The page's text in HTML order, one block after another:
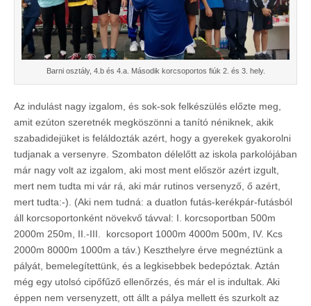
Barni osztály, 4.b és 4.a. Második korcsoportos fiúk 2. és 3. hely.
Az indulást nagy izgalom, és sok-sok felkészülés előzte meg,
amit ezúton szeretnék megköszönni a tanító néniknek, akik
szabadidejüket is feláldozták azért, hogy a gyerekek gyakorolni
tudjanak a versenyre. Szombaton délelőtt az iskola parkolójában
már nagy volt az izgalom, aki most ment először azért izgult,
mert nem tudta mi vár rá, aki már rutinos versenyző, ő azért,
mert tudta:-). (Aki nem tudná: a duatlon futás-kerékpár-futásból
áll korcsoportonként növekvő távval: I. korcsoportban 500m
2000m 250m, II.-III. korcsoport 1000m 4000m 500m, IV. Kcs
2000m 8000m 1000m a táv.) Keszthelyre érve megnéztünk a
pályát, bemelegítettünk, és a legkisebbek bedepóztak. Aztán
még egy utolsó cipőfűző ellenőrzés, és már el is indultak. Aki
éppen nem versenyzett, ott állt a pálya mellett és szurkolt az